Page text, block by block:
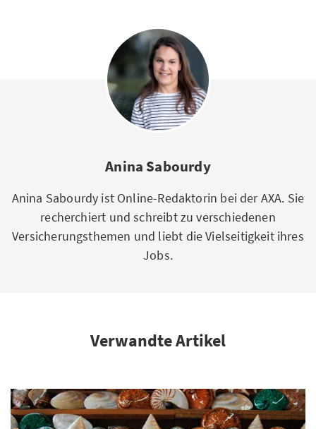
Anina Sabourdy
Anina Sabourdy ist Online-Redaktorin bei der AXA. Sie
recherchiert und schreibt zu verschiedenen
Versicherungsthemen und liebt die Vielseitigkeit ihres
Jobs.
Verwandte Artikel